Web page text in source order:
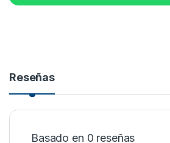
Reseñas
Basado en 0 reseñas